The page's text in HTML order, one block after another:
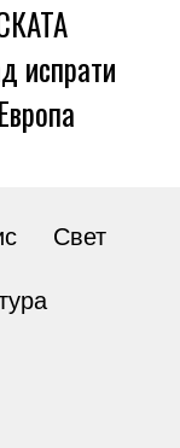
испрати
Свет